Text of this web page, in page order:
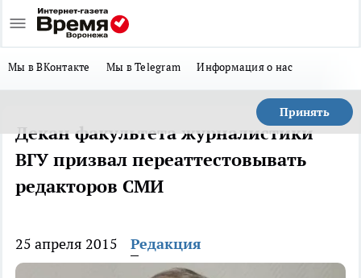
Мы в ВКонтакте Мы в Telegram Информация о нас
Принять
Декан факультета журналистики
ВГУ призвал переаттестовывать
редакторов СМИ
25 апреля 2015 Редакция